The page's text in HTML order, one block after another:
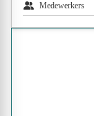
Medewerkers